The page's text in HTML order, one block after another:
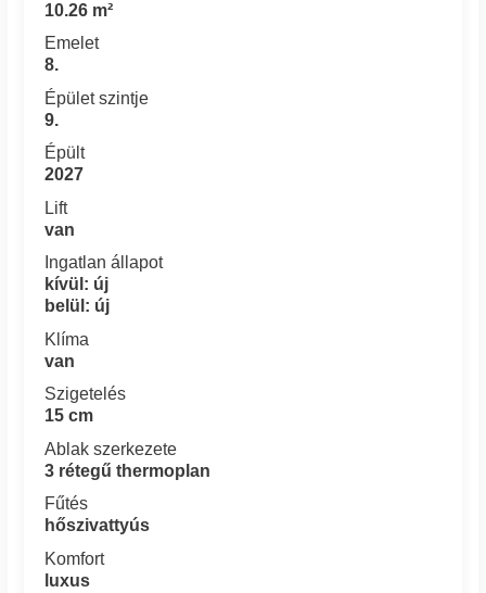
10.26 m²
Emelet
8.
Épület szintje
9.
Épült
2027
Lift
van
Ingatlan állapot
kívül: új
belül: új
Klíma
van
Szigetelés
15 cm
Ablak szerkezete
3 rétegű thermoplan
Fűtés
hőszivattyús
Komfort
luxus